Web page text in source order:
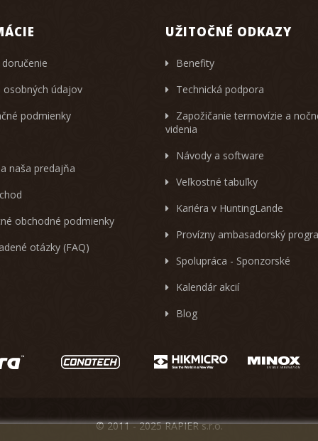
osobných údajov
podmienky
naša predajňa
obchodné podmienky
otázky (FAQ)
UŽITOČNÉ ODKAZY
Benefity
Technická podpora
Zapožičanie termovízie a
videnia
Návody a software
Veľkostné tabuľky
Kariéra v HuntingLande
Provízny ambasadorský
Spolupráca - Sponzorské
Kalendár akcií
Blog
© 2011 - 2025 RAPIER s.r.o.